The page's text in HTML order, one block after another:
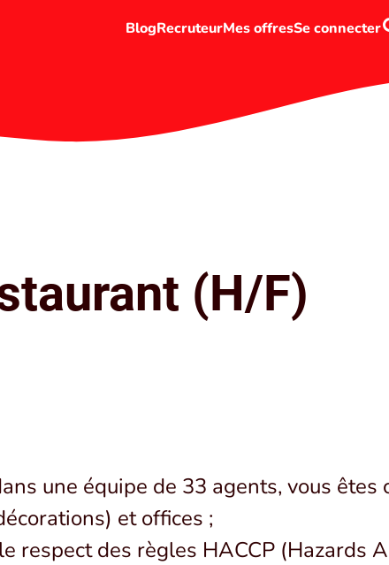
BlogRecruteurMes offresSe connecter
(H/F)
une équipe de 33 agents, vous êtes
et offices ;
respect des règles HACCP (Hazards